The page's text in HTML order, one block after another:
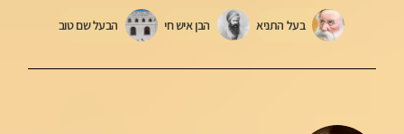
בעל התניא הבן איש חי הבעל שם טוב